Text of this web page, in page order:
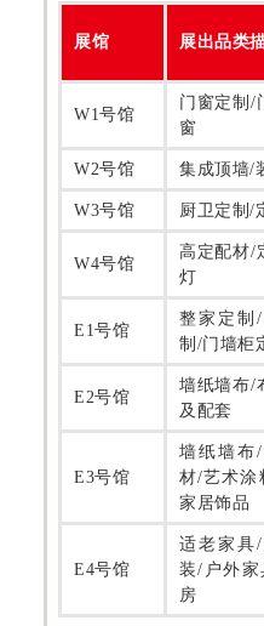
展馆 展出品类
W1号馆
门窗定制/
窗
W2号馆 集成顶墙/
W3号馆 厨卫定制/
W4号馆
高定配材/
灯
E1号馆
整家定制
制/门墙柜
E2号馆
墙纸墙布/
及配套
E3号馆
墙纸墙布
材/艺术涂
家居饰品
E4号馆
适老家具
装/户外
房